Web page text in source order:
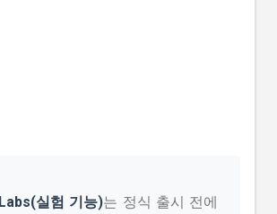
Labs(실험 기능)는 정식 출시 전에